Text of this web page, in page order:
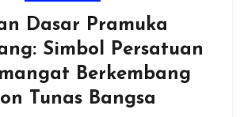
Dasar Pramuka
Simbol Persatuan
Berkembang
Tunas Bangsa